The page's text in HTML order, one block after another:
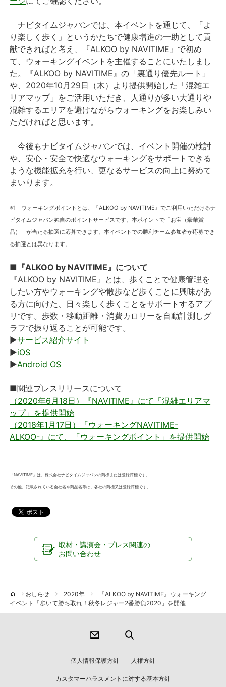
ナビタイムジャパンでは、本イベントを通じて、「よ
り楽しく歩く」というかたちで健康増進の一助として貢
献できればと考え、『ALKOO by NAVITIME』で初め
て、ウォーキングイベントを主催することにいたしまし
た。『ALKOO by NAVITIME』の「裏通り優先ルート」
や、2020年10月29日（木）より提供開始した「混雑エ
リアマップ」をご活用いただき、人通りが多い大通りや
混雑するエリアを避けながらウォーキングをお楽しみい
ただければと思います。
今後もナビタイムジャパンでは、イベント開催の検討
や、安心・安全で快適なウォーキングをサポートできる
ような機能拡充を行い、更なるサービスの向上に努めて
まいります。
※1 ウォーキングポイントとは、『ALKOO by NAVITIME』でご利用いただけるナ
ビタイムジャパン独自のポイントサービスです。本ポイントで「お宝（豪華賞
品）」が当たる抽選に応募できます。本イベントでの勝利チーム参加者が応募でき
る抽選とは異なります。
■『ALKOO by NAVITIME』について
『ALKOO by NAVITIME』とは、歩くことで健康管理を
したい方やウォーキングや散歩など歩くことに興味があ
る方に向けた、日々楽しく歩くことをサポートするアプ
リです。歩数・移動距離・消費カロリーを自動計測しグ
ラフで振り返ることが可能です。
▶サービス紹介サイト
▶iOS
▶Android OS
■関連プレスリリースについて
（2020年6月18日）『NAVITIME』にて「混雑エリアマ
ップ」を提供開始
（2018年1月17日）『ウォーキングNAVITIME-
ALKOO-』にて、「ウォーキングポイント」を提供開始
「NAVITIME」は、株式会社ナビタイムジャパンの商標または登録商標です。
その他、記載されている会社名や商品名等は、各社の商標又は登録商標です。
取材・講演会・プレス関連の
お問い合わせ
おしらせ 2020年
『ALKOO by NAVITIME』ウォーキング
イベント「歩いて勝ち取れ！秋冬レジャー2番勝負2020」を開催
個人情報保護方針 人権方針
カスタマーハラスメントに対する基本方針